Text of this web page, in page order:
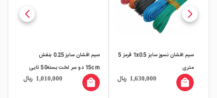
سیم افشان نسوز سایز 1x0.5 قرمز 5
متری
1,630,000 ریال local_mall
سیم افشان سایز 0.25 بنفش
15cm دو سر لخت بسته50 تایی
1,010,000 ریال local_mall